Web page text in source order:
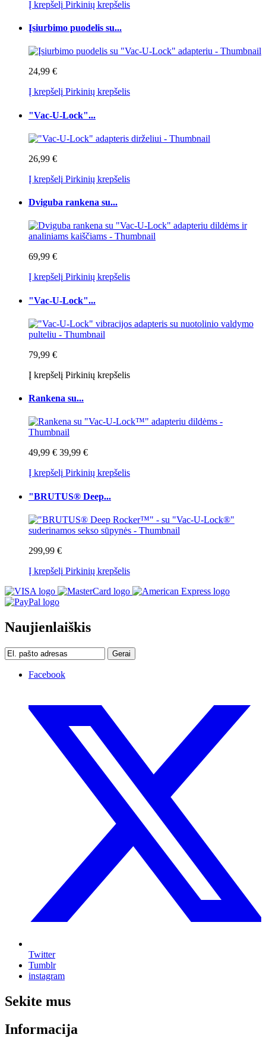
Į krepšelį Pirkinių krepšelis
Įsiurbimo puodelis su...
24,99 €
Į krepšelį Pirkinių krepšelis
"Vac-U-Lock"...
26,99 €
Į krepšelį Pirkinių krepšelis
Dviguba rankena su...
69,99 €
Į krepšelį Pirkinių krepšelis
"Vac-U-Lock"...
79,99 €
Į krepšelį Pirkinių krepšelis
Rankena su...
49,99 € 39,99 €
Į krepšelį Pirkinių krepšelis
"BRUTUS® Deep...
299,99 €
Į krepšelį Pirkinių krepšelis
Naujienlaiškis
Gerai
Facebook
Twitter
Tumblr
instagram
Sekite mus
Informacija